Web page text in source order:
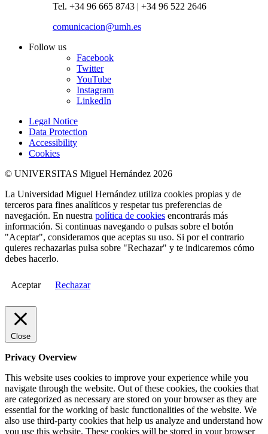
Tel. +34 96 665 8743 | +34 96 522 2646
comunicacion@umh.es
Follow us
Facebook
Twitter
YouTube
Instagram
LinkedIn
Legal Notice
Data Protection
Accessibility
Cookies
© UNIVERSITAS Miguel Hernández 2026
La Universidad Miguel Hernández utiliza cookies propias y de
terceros para fines analíticos y respetar tus preferencias de
navegación. En nuestra política de cookies encontrarás más
información. Si continuas navegando o pulsas sobre el botón
"Aceptar", consideramos que aceptas su uso. Si por el contrario
quieres rechazarlas pulsa sobre "Rechazar" y te indicaremos cómo
debes hacerlo.
Aceptar Rechazar
Close
Privacy Overview
This website uses cookies to improve your experience while you
navigate through the website. Out of these cookies, the cookies that
are categorized as necessary are stored on your browser as they are
essential for the working of basic functionalities of the website. We
also use third-party cookies that help us analyze and understand how
you use this website. These cookies will be stored in your browser